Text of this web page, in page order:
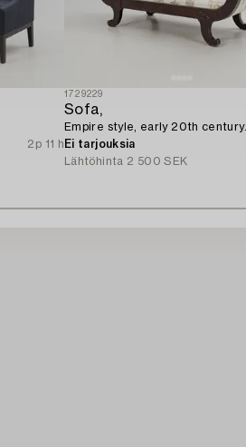
2p 11 h
1729229
Sofa,
Empire style, early 20th century.
Ei tarjouksia
Lähtöhinta 2 500 SEK